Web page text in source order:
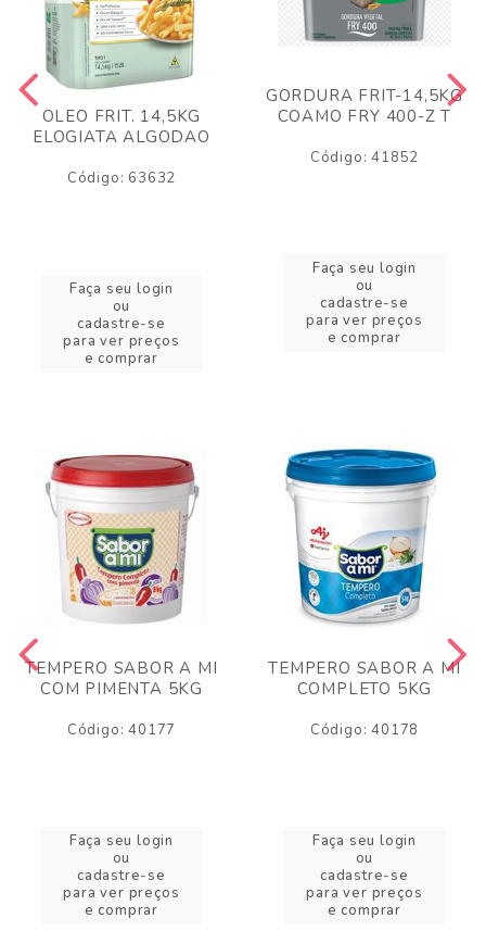
OLEO FRIT. 14,5KG
ELOGIATA ALGODAO
Código: 63632
Faça seu login
ou
cadastre-se
para ver preços
e comprar
GORDURA FRIT-14,5KG
COAMO FRY 400-Z T
Código: 41852
Faça seu login
ou
cadastre-se
para ver preços
e comprar
TEMPERO SABOR A MI
COM PIMENTA 5KG
Código: 40177
Faça seu login
ou
cadastre-se
para ver preços
e comprar
TEMPERO SABOR A MI
COMPLETO 5KG
Código: 40178
Faça seu login
ou
cadastre-se
para ver preços
e comprar